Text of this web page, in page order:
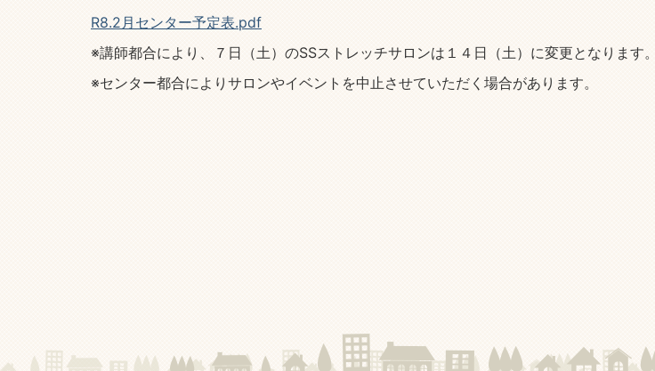
R8.2月センター予定表.pdf
※講師都合により、７日（土）のSSストレッチサロンは１４日（土）に変更となります。
※センター都合によりサロンやイベントを中止させていただく場合があります。